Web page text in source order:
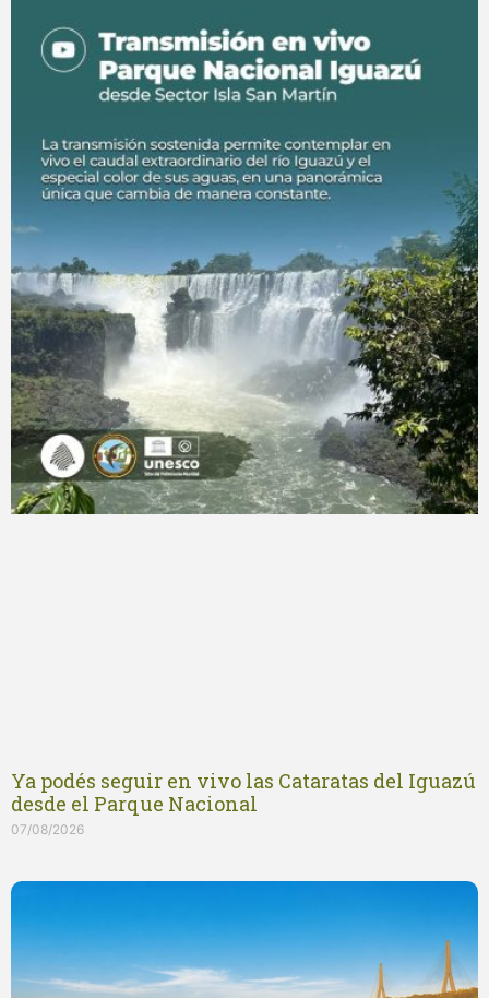
Ya podés seguir en vivo las Cataratas del Iguazú
desde el Parque Nacional
07/08/2026